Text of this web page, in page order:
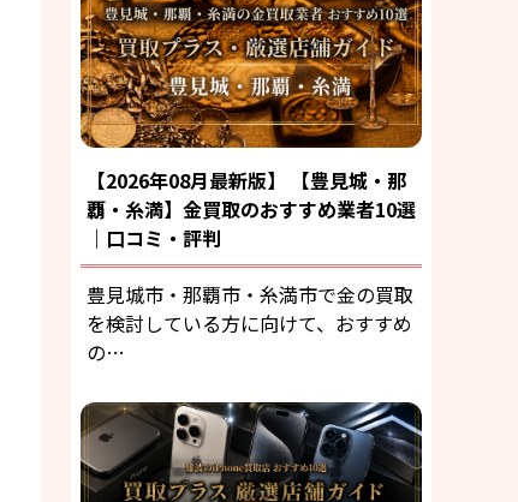
【2026年08月最新版】 【豊見城・那
覇・糸満】金買取のおすすめ業者10選
｜口コミ・評判
豊見城市・那覇市・糸満市で金の買取
を検討している方に向けて、おすすめ
の…